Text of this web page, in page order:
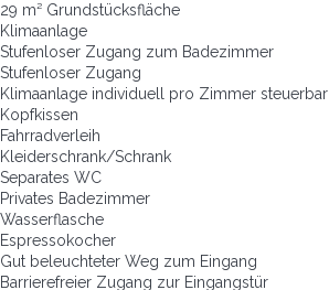
29 m² Grundstücksfläche
Klimaanlage
Stufenloser Zugang zum Badezimmer
Stufenloser Zugang
Klimaanlage individuell pro Zimmer steuerbar
Kopfkissen
Fahrradverleih
Kleiderschrank/Schrank
Separates WC
Privates Badezimmer
Wasserflasche
Espressokocher
Gut beleuchteter Weg zum Eingang
Barrierefreier Zugang zur Eingangstür